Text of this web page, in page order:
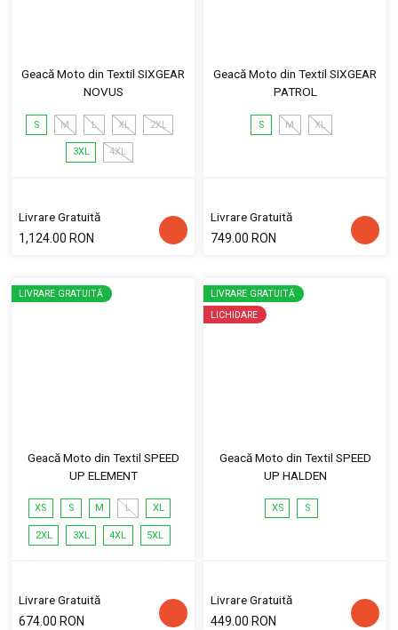
Geacă Moto din Textil SIXGEAR
NOVUS
S M L XL 2XL
3XL 4XL
Livrare Gratuită
1,124.00 RON
Geacă Moto din Textil SIXGEAR
PATROL
S M XL
Livrare Gratuită
749.00 RON
LIVRARE GRATUITĂ
Geacă Moto din Textil SPEED
UP ELEMENT
XS S M L XL
2XL 3XL 4XL 5XL
Livrare Gratuită
674.00 RON
LIVRARE GRATUITĂ
LICHIDARE
Geacă Moto din Textil SPEED
UP HALDEN
XS S
Livrare Gratuită
449.00 RON